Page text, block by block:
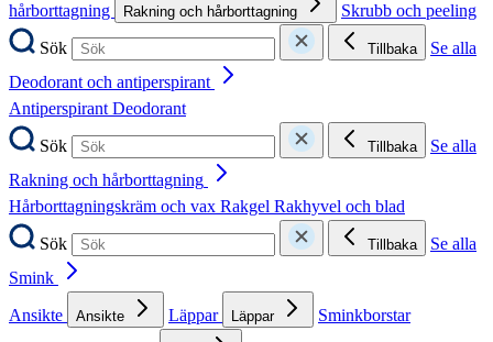
hårborttagning
Rakning och hårborttagning
Skrubb och peeling
Sök
Tillbaka
Se alla
Deodorant och antiperspirant
AntiperspirantDeodorant
Sök
Tillbaka
Se alla
Rakning och hårborttagning
Hårborttagningskräm och vax Rakgel Rakhyvel och blad
Sök
Tillbaka
Se alla
Smink
Ansikte
Ansikte Läppar Läppar
Sminkborstar